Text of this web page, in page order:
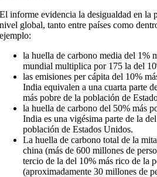
El informe evidencia la desigualdad en la
nivel global, tanto entre países como
ejemplo:
la huella de carbono media del 1%
mundial multiplica por 175 la del
las emisiones per cápita del 10%
India equivalen a una cuarta parte
más pobre de la población de
la huella de carbono del 50% más
India es una vigésima parte de la
población de Estados Unidos.
La huella de carbono total de la
china (más de 600 millones de
tercio de la del 10% más rico de la
(aproximadamente 30 millones de